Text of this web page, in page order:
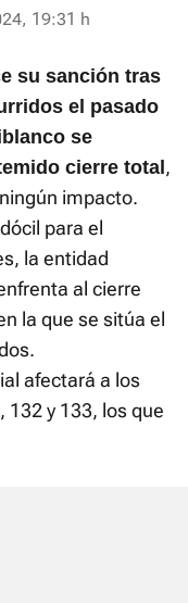
19:31 h
su sanción tras
el pasado
se
cierre total ,
impacto.
para el
la entidad
al cierre
la que se sitúa el
afectará a los
132 y 133, los que